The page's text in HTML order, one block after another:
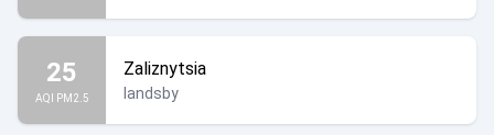
25
AQI PM2.5
Zaliznytsia
landsby